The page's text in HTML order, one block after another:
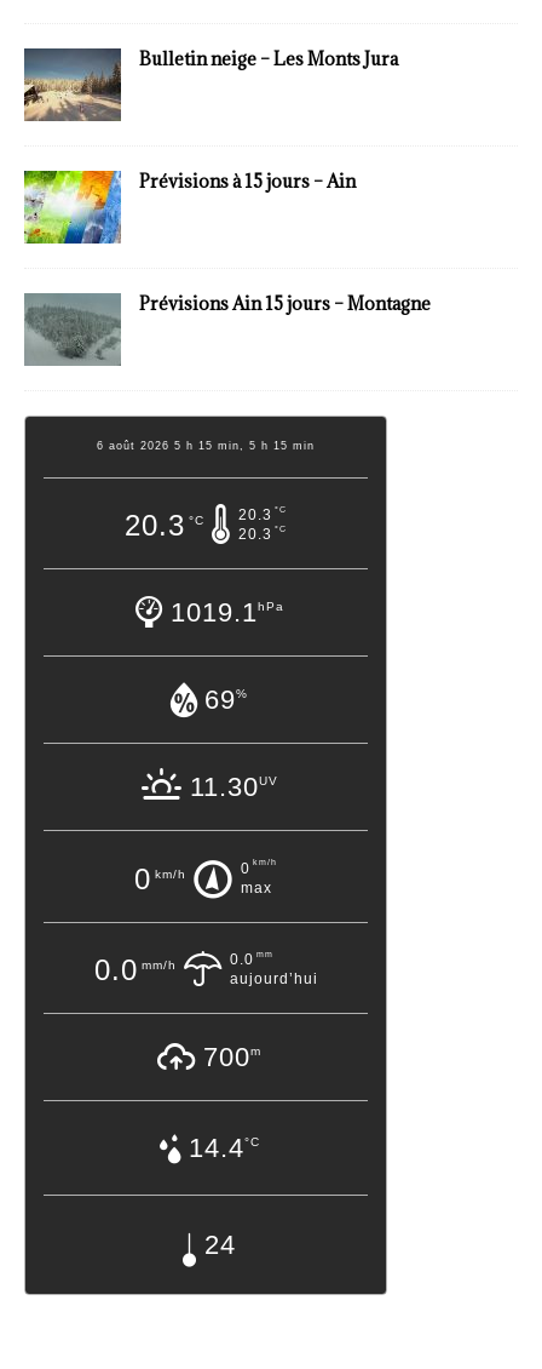
Bulletin neige – Les Monts Jura
Prévisions à 15 jours – Ain
Prévisions Ain 15 jours – Montagne
6 août 2026 5 h 15 min, 5 h 15 min
20.3 °C 20.3 °C
20.3 °C
1019.1hPa
69%
11.30UV
0 km/h 0 km/h
max
0.0 mm/h 0.0 mm
aujourd’hui
700m
14.4°C
24